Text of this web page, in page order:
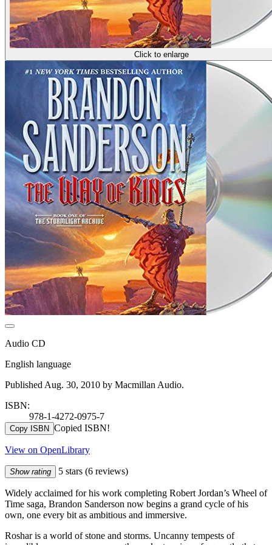
Click to enlarge
Audio CD
English language
Published Aug. 30, 2010 by Macmillan Audio.
ISBN:
978-1-4272-0975-7
Copy ISBN Copied ISBN!
View on OpenLibrary
Show rating 5 stars (6 reviews)
Widely acclaimed for his work completing Robert Jordan’s Wheel of
Time saga, Brandon Sanderson now begins a grand cycle of his
own, one every bit as ambitious and immersive.
Roshar is a world of stone and storms. Uncanny tempests of